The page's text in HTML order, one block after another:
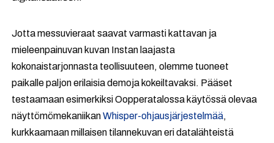
Jotta messuvieraat saavat varmasti kattavan ja
mieleenpainuvan kuvan Instan laajasta
kokonaistarjonnasta teollisuuteen, olemme tuoneet
paikalle paljon erilaisia demoja kokeiltavaksi. Pääset
testaamaan esimerkiksi Oopperatalossa käytössä olevaa
näyttömömekaniikanWhisper-ohjausjärjestelmää,
kurkkaamaan millaisen tilannekuvan eri datalähteistä